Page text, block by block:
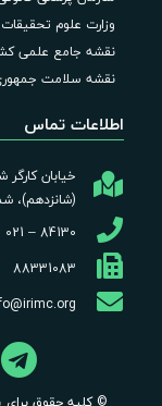
وزارت علوم
نقشه جامع علمی
نقشه سلامت
اطلاعات تماس
خیابان
(شانزدهم)، شماره 119، سازمان نظام
84130 – 021
88331083